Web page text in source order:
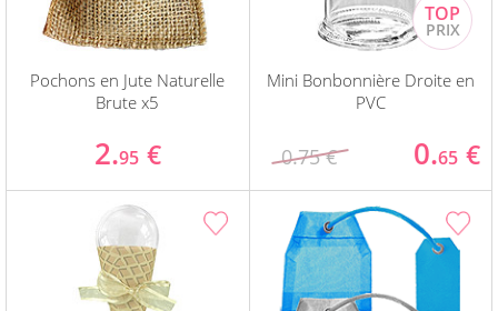
Pochons en Jute Naturelle
Brute x5
2.95 €
Mini Bonbonnière Droite en
PVC
0.75 € 0.65 €